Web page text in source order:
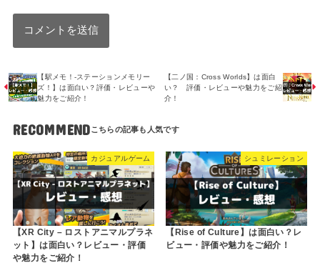
【駅メモ！-ステーションメモリー
ズ！】は面白い？評価・レビューや
魅力をご紹介！
【二ノ国：Cross Worlds】は面白
い？ 評価・レビューや魅力をご紹
介！
RECOMMEND
カジュアルゲーム
【XR City – ロストアニマルプラネ
ット】は面白い？レビュー・評価
や魅力をご紹介！
シュミレーション
【Rise of Culture】は面白い？レ
ビュー・評価や魅力をご紹介！